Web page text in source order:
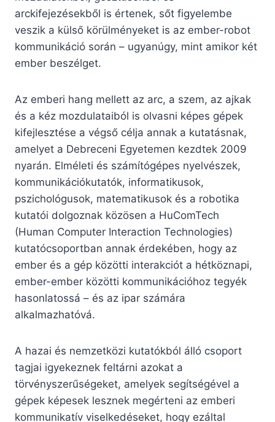
arckifejezésekből is értenek, sőt figyelembe
veszik a külső körülményeket is az ember-robot
kommunikáció során – ugyanúgy, mint amikor két
ember beszélget.
Az emberi hang mellett az arc, a szem, az ajkak
és a kéz mozdulataiból is olvasni képes gépek
kifejlesztése a végső célja annak a kutatásnak,
amelyet a Debreceni Egyetemen kezdtek 2009
nyarán. Elméleti és számítógépes nyelvészek,
kommunikációkutatók, informatikusok,
pszichológusok, matematikusok és a robotika
kutatói dolgoznak közösen a HuComTech
(Human Computer Interaction Technologies)
kutatócsoportban annak érdekében, hogy az
ember és a gép közötti interakciót a hétköznapi,
ember-ember közötti kommunikációhoz tegyék
hasonlatossá – és az ipar számára
alkalmazhatóvá.
A hazai és nemzetközi kutatókból álló csoport
tagjai igyekeznek feltárni azokat a
törvényszerűségeket, amelyek segítségével a
gépek képesek lesznek megérteni az emberi
kommunikatív viselkedéseket, hogy ezáltal